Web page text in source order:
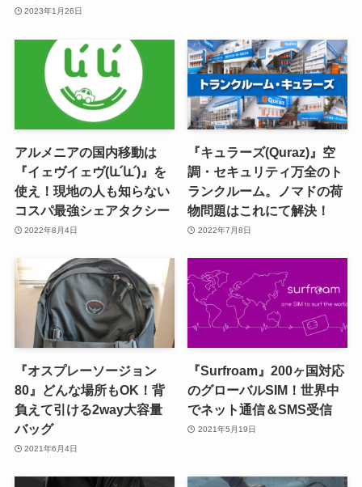
2023年1月26日
アルメニアの国内移動は
『イェヴイェヴ(և՛և՛)』を
使え！現地の人も知らない
コスパ最強シェアタクシー
2022年8月4日
『キュラーズ(Quraz)』空
調・セキュリティ万全のト
ランクルーム。ノマドの荷
物問題はこれにて解決！
2022年7月8日
『オスプレーソージョン
80』どんな場所もOK！背
負えて引ける2way大容量
バッグ
2021年6月4日
『Surfroam』200ヶ国対応
のグローバルSIM！世界中
でネット通信＆SMS受信
2021年5月19日